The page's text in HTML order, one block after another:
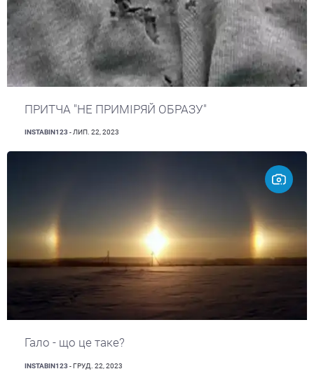
ПРИТЧА "НЕ ПРИМІРЯЙ ОБРАЗУ"
INSTABIN123 - ЛИП. 22, 2023
Гало - що це таке?
INSTABIN123 - ГРУД. 22, 2023